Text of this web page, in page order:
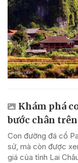
Khám phá
bước chân
Con đường đá cổ
sử, mà còn được
giá của tỉnh Lai